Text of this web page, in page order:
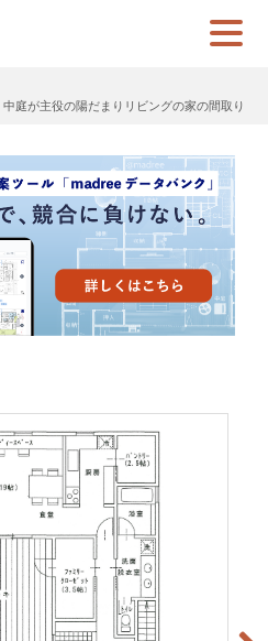
庭が主役の陽だまりリビングの家の間取り